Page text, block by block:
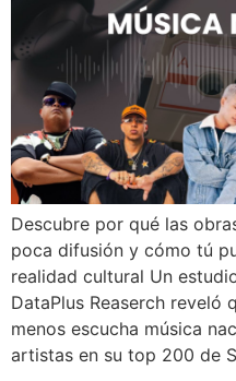
Descubre por qué las
poca difusión y cómo tú
realidad cultural Un
DataPlus Reaserch reveló
menos escucha música
artistas en su top 200 de